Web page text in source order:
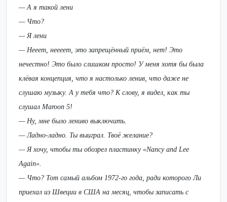
— А я такой лени
— Что?
— Я лени
— Нееет, неееет, это запрещённый приём, нет! Это
нечестно! Это было слишком просто! У меня хотя бы была
клёвая концепция, что я настолько ленив, что даже не
слушаю музыку. А у тебя что? К слову, я видел, как ты
слушал Maroon 5!
— Ну, мне было лениво выключить.
— Ладно-ладно. Ты выиграл. Твоё желание?
— Я хочу, чтобы ты обозрел пластинку «Nancy and Lee
Again».
— Что? Тот самый альбом 1972-го года, ради которого Ли
приехал из Швеции в США на месяц, чтобы записать с